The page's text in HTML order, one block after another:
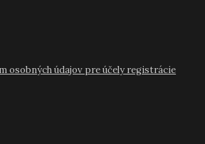
osobných údajov pre účely registrácie